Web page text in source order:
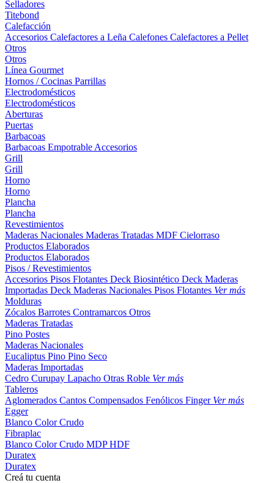
Selladores
Titebond
Calefacción
Accesorios Calefactores a Leña Calefones Calefactores a Pellet
Otros
Otros
Línea Gourmet
Hornos / Cocinas Parrillas
Electrodomésticos
Electrodomésticos
Aberturas
Puertas
Barbacoas
Barbacoas Empotrable Accesorios
Grill
Grill
Horno
Horno
Plancha
Plancha
Revestimientos
Maderas Nacionales Maderas Tratadas MDF Cielorraso
Productos Elaborados
Productos Elaborados
Pisos / Revestimientos
Accesorios Pisos Flotantes Deck Biosintético Deck Maderas
Importadas Deck Maderas Nacionales Pisos Flotantes Ver más
Molduras
Zócalos Barrotes Contramarcos Otros
Maderas Tratadas
Pino Postes
Maderas Nacionales
Eucaliptus Pino Pino Seco
Maderas Importadas
Cedro Curupay Lapacho Otras Roble Ver más
Tableros
Aglomerados Cantos Compensados Fenólicos Finger Ver más
Egger
Blanco ColorCrudo
Fibraplac
Blanco ColorCrudo MDPHDF
Duratex
Duratex
Creá tu cuenta